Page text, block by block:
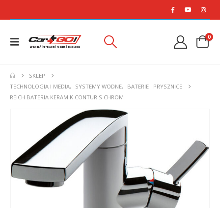
0
SKLEP
TECHNOLOGIA I MEDIA, SYSTEMY WODNE,
BATERIE I PRYSZNICE
REICH BATERIA KERAMIK CONTUR S CHROM